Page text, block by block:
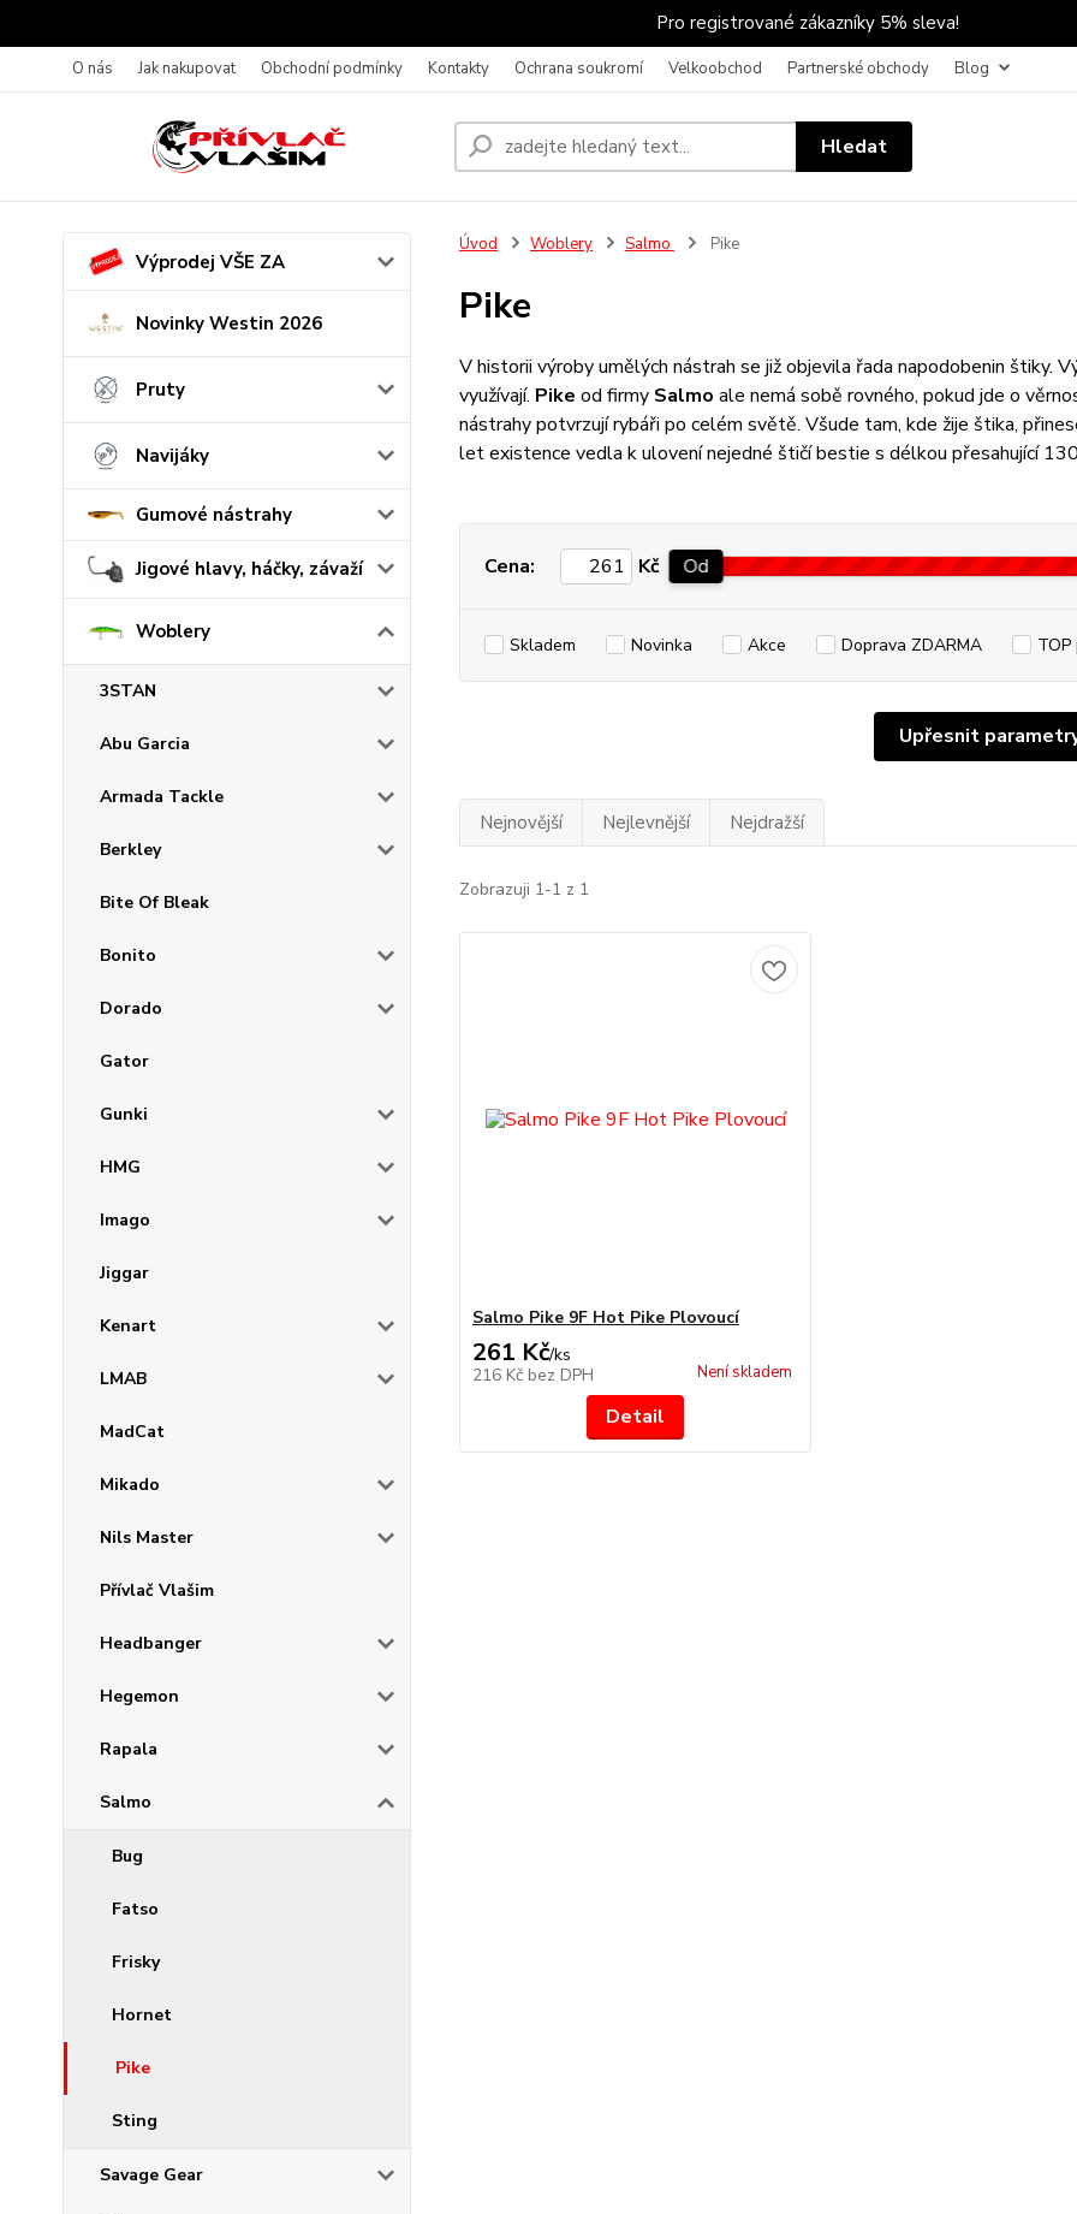
Pro registrované zákazníky 5% sleva!
O nás Jak nakupovat Obchodní podmínky Kontakty Ochrana soukromí Velkoobchod Partnerské obchody Blog
Hledat
Výprodej VŠE ZA
Novinky Westin 2026
Pruty
Navijáky
Gumové nástrahy
Jigové hlavy, háčky, závaží
Woblery
3STAN
Abu Garcia
Armada Tackle
Berkley
Bite Of Bleak
Bonito
Dorado
Gator
Gunki
HMG
Imago
Jiggar
Kenart
LMAB
MadCat
Mikado
Nils Master
Přívlač Vlašim
Headbanger
Hegemon
Rapala
Salmo
Bug
Fatso
Frisky
Hornet
Pike
Sting
Savage Gear
Úvod Woblery Salmo Pike
Pike
V historii výroby umělých nástrah se již objevila řada napodobenin štiky.
využívají. Pike od firmy Salmo ale nemá sobě rovného, pokud jde o
nástrahy potvrzují rybáři po celém světě. Všude tam, kde žije štika,
let existence vedla k ulovení nejedné štičí bestie s délkou přesahující
Upřesnit
Cena: Kč Od
Skladem Novinka Akce Doprava ZDARMA
Nejnovější Nejlevnější Nejdražší
Zobrazuji 1-1 z 1
Salmo Pike 9F Hot Pike Plovoucí
261 Kč/ks
216 Kč bez DPH Není skladem
Detail